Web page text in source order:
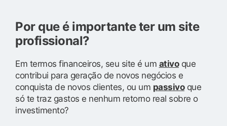
Por que é importante ter um site
profissional?
Em termos financeiros, seu site é um ativoque
contribui para geração de novos negócios e
conquista de novos clientes, ou um passivoque
só te traz gastos e nenhum retorno real sobre o
investimento?